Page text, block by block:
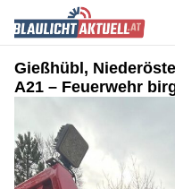
Gießhübl,
A21 – Feuerwehr